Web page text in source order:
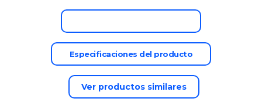
Especificaciones del producto
Ver productos similares